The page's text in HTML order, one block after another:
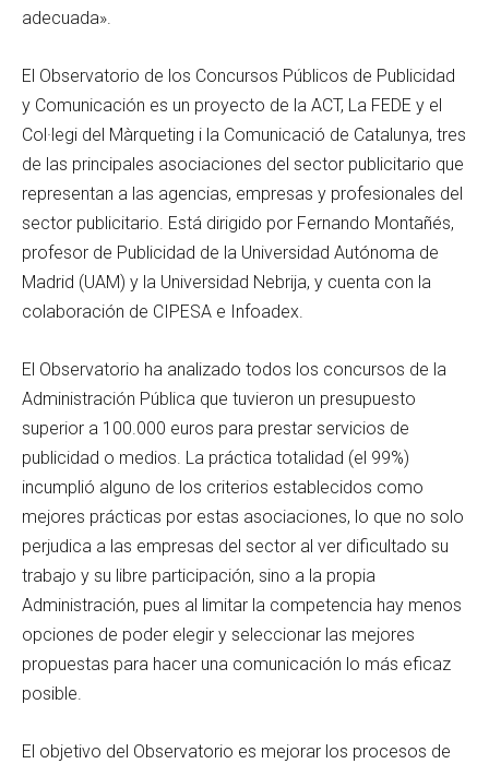
adecuada».
El Observatorio de los Concursos Públicos de Publicidad
y Comunicación es un proyecto de la ACT, La FEDE y el
Col·legi del Màrqueting i la Comunicació de Catalunya, tres
de las principales asociaciones del sector publicitario que
representan a las agencias, empresas y profesionales del
sector publicitario. Está dirigido por Fernando Montañés,
profesor de Publicidad de la Universidad Autónoma de
Madrid (UAM) y la Universidad Nebrija, y cuenta con la
colaboración de CIPESA e Infoadex.
El Observatorio ha analizado todos los concursos de la
Administración Pública que tuvieron un presupuesto
superior a 100.000 euros para prestar servicios de
publicidad o medios. La práctica totalidad (el 99%)
incumplió alguno de los criterios establecidos como
mejores prácticas por estas asociaciones, lo que no solo
perjudica a las empresas del sector al ver dificultado su
trabajo y su libre participación, sino a la propia
Administración, pues al limitar la competencia hay menos
opciones de poder elegir y seleccionar las mejores
propuestas para hacer una comunicación lo más eficaz
posible.
El objetivo del Observatorio es mejorar los procesos de